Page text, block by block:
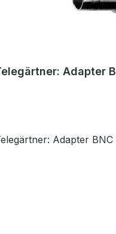
Adapter